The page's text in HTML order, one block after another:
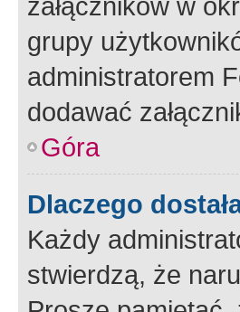
grupy
administratorem
dodawać
Góra
Dlaczego
Każdy
stwierdzą, że